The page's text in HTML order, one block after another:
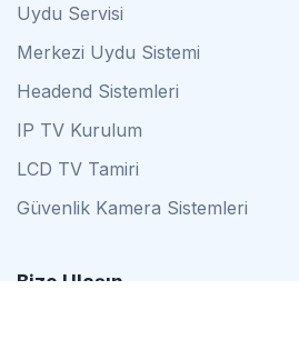
Uydu Servisi
Merkezi Uydu Sistemi
Headend Sistemleri
IP TV Kurulum
LCD TV Tamiri
Güvenlik Kamera Sistemleri
Bize Ulaşın